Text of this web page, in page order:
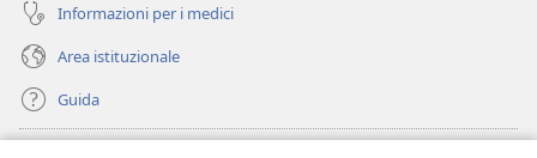
Informazioni per i medici
Area istituzionale
Guida